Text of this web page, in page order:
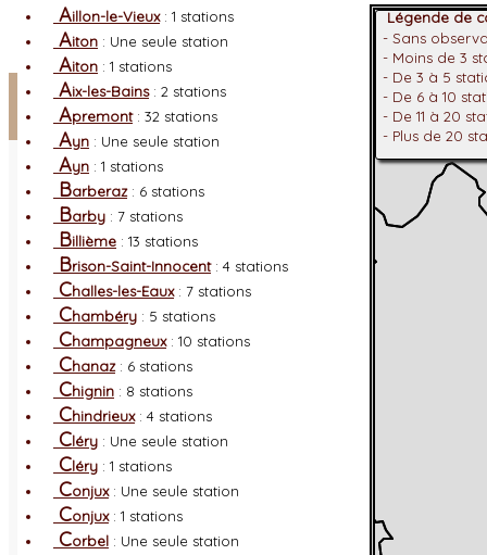
Facebook
Connexion adhérent
Aillon-le-Vieux: 1 stations
Aiton : Une seule station
Aiton : 1 stations
Aix-les-Bains: 2 stations
Apremont: 32 stations
Ayn : Une seule station
Ayn : 1 stations
Barberaz: 6 stations
Barby : 7 stations
Billième : 13 stations
Brison-Saint-Innocent: 4 stations
Challes-les-Eaux: 7 stations
Chambéry : 5 stations
Champagneux: 10 stations
Chanaz: 6 stations
Chignin : 8 stations
Chindrieux: 4 stations
Cléry : Une seule station
Cléry : 1 stations
Conjux: Une seule station
Conjux: 1 stations
Corbel : Une seule station
Légende de
- Sans
- Moins de 3
- De 3 à 5
- De 6 à 10
- De 11 à 20
- Plus de 20